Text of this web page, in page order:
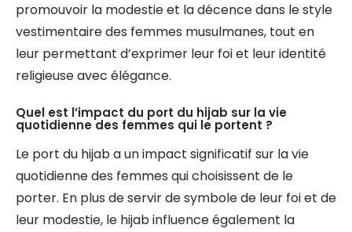
promouvoir la modestie et la décence dans le style
vestimentaire des femmes musulmanes, tout en
leur permettant d’exprimer leur foi et leur identité
religieuse avec élégance.
Quel est l’impact du port du hijab sur la vie
quotidienne des femmes qui le portent ?
Le port du hijab a un impact significatif sur la vie
quotidienne des femmes qui choisissent de le
porter. En plus de servir de symbole de leur foi et de
leur modestie, le hijab influence également la